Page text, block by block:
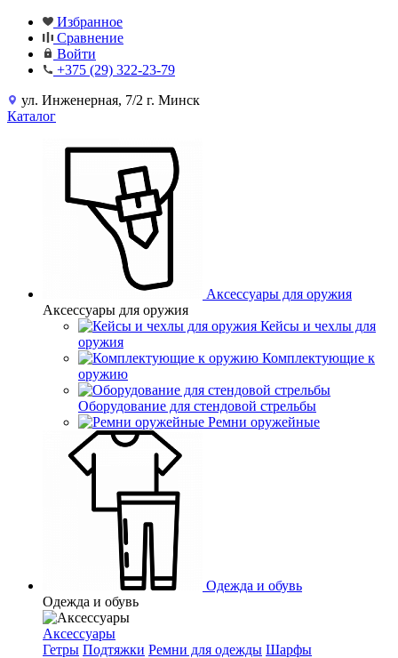
Избранное
Сравнение
Войти
+375 (29) 322-23-79
ул. Инженерная, 7/2 г. Минск
Каталог
Аксессуары для оружия
Аксессуары для оружия
Кейсы и чехлы для
оружия
Комплектующие к
оружию
Оборудование для стендовой стрельбы
Ремни оружейные
Одежда и обувь
Одежда и обувь
Аксессуары
Гетры Подтяжки Ремни для одежды Шарфы